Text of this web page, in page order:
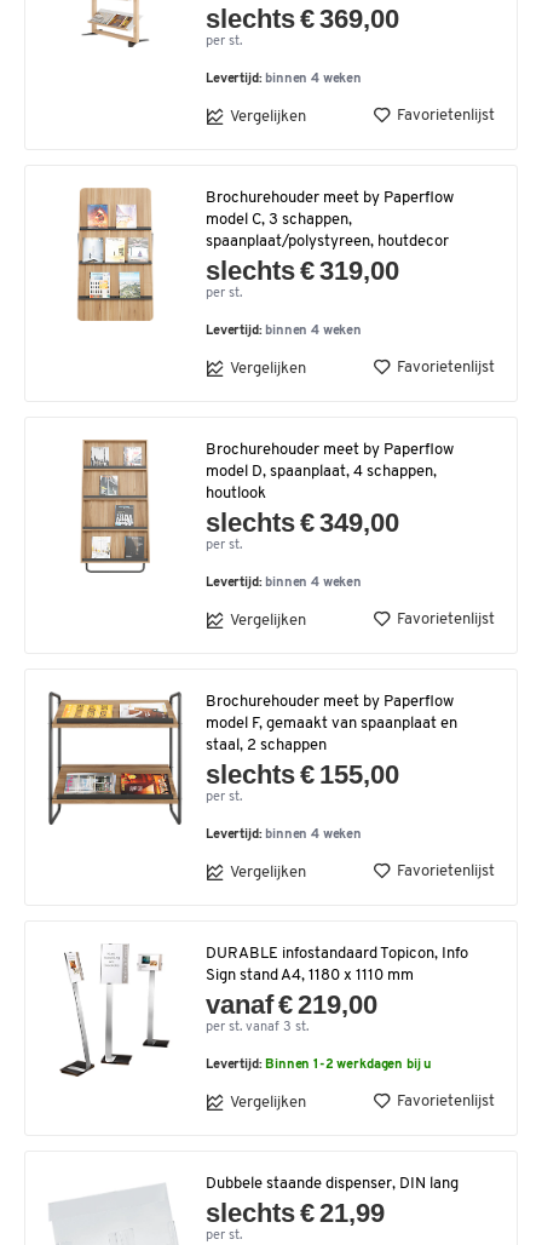
slechts € 369,00
per st.
Levertijd: binnen 4 weken
Vergelijken Favorietenlijst
Brochurehouder meet by Paperflow
model C, 3 schappen,
spaanplaat/polystyreen, houtdecor
slechts € 319,00
per st.
Levertijd: binnen 4 weken
Vergelijken Favorietenlijst
Brochurehouder meet by Paperflow
model D, spaanplaat, 4 schappen,
houtlook
slechts € 349,00
per st.
Levertijd: binnen 4 weken
Vergelijken Favorietenlijst
Brochurehouder meet by Paperflow
model F, gemaakt van spaanplaat en
staal, 2 schappen
slechts € 155,00
per st.
Levertijd: binnen 4 weken
Vergelijken Favorietenlijst
DURABLE infostandaard Topicon, Info
Sign stand A4, 1180 x 1110 mm
vanaf € 219,00
per st. vanaf 3 st.
Levertijd: Binnen 1-2 werkdagen bij u
Vergelijken Favorietenlijst
Dubbele staande dispenser, DIN lang
slechts € 21,99
per st.